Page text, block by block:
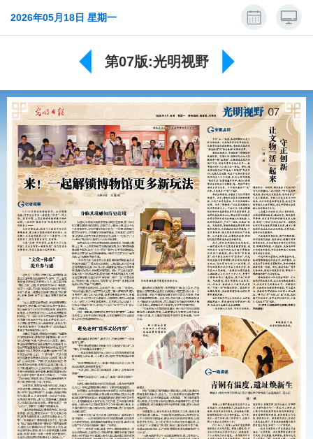
2026年05月18日 星期一
第07版:光明视野